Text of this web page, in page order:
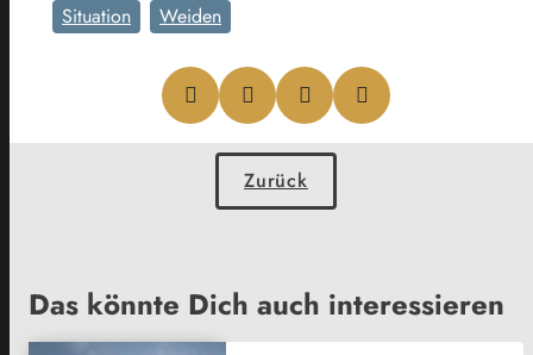
Situation
Weiden
Zurück
Das könnte Dich auch interessieren